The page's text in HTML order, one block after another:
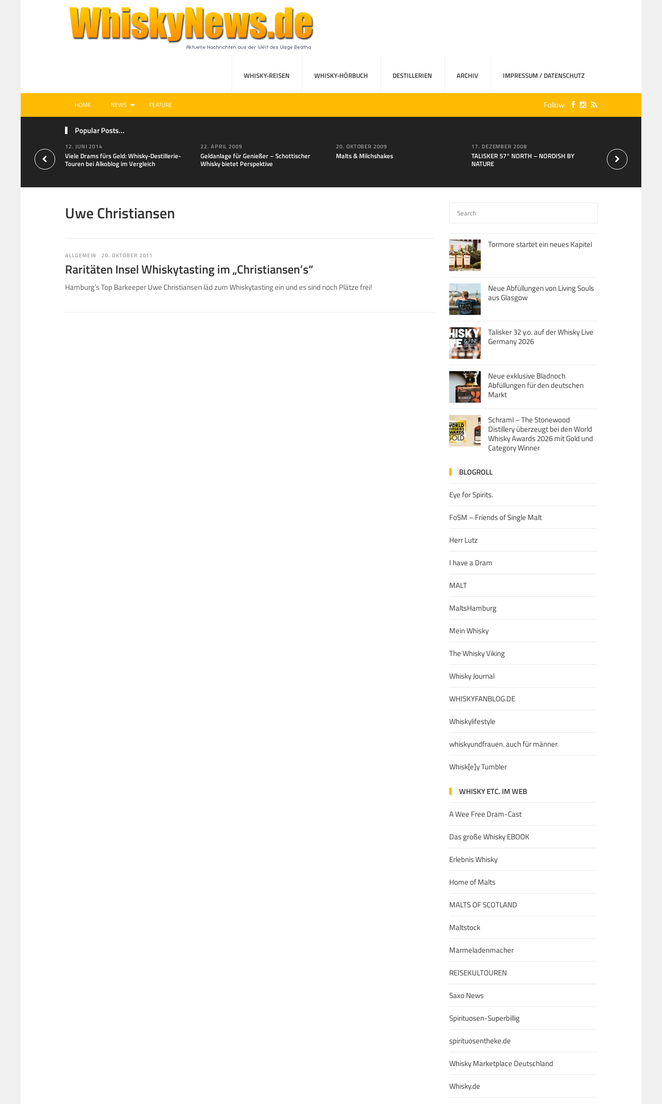
WHISKY-REISEN WHISKY-HÖRBUCH DESTILLERIEN ARCHIV IMPRESSUM / DATENSCHUTZ
HOME NEWS FEATURE Follow:
Popular Posts...
12. JUNI 2014
Viele Drams fürs Geld: Whisky-Destillerie-
Touren bei Alkoblog im Vergleich
22. APRIL 2009
Geldanlage für Genießer – Schottischer
Whisky bietet Perspektive
20. OKTOBER 2009
Malts & Milchshakes
17. DEZEMBER 2008
TALISKER 57° NORTH – NORDISH BY
NATURE
Neu bei MaxXium:
Uwe Christiansen
ALLGEMEIN 20. OKTOBER 2011
Raritäten Insel Whiskytasting im „Christiansen’s“
Hamburg’s Top Barkeeper Uwe Christiansen läd zum Whiskytasting ein und es sind noch Plätze frei!
Tormore startet ein neues Kapitel
Neue Abfüllungen von Living Souls
aus Glasgow
Talisker 32 y.o. auf der Whisky Live
Germany 2026
Neue exklusive Bladnoch
Abfüllungen für den deutschen
Markt
Schraml – The Stonewood
Distillery überzeugt bei den World
Whisky Awards 2026 mit Gold und
Category Winner
BLOGROLL
Eye for Spirits.
FoSM – Friends of Single Malt
Herr Lutz
I have a Dram
MALT
MaltsHamburg
Mein Whisky
The Whisky Viking
Whisky Journal
WHISKYFANBLOG.DE
Whiskylifestyle
whiskyundfrauen. auch für männer.
Whisk[e]y Tumbler
WHISKY ETC. IM WEB
A Wee Free Dram-Cast
Das große Whisky EBOOK
Erlebnis Whisky
Home of Malts
MALTS OF SCOTLAND
Maltstock
Marmeladenmacher
REISEKULTOUREN
Saxo News
Spirituosen-Superbillig
spirituosentheke.de
Whisky Marketplace Deutschland
Whisky.de